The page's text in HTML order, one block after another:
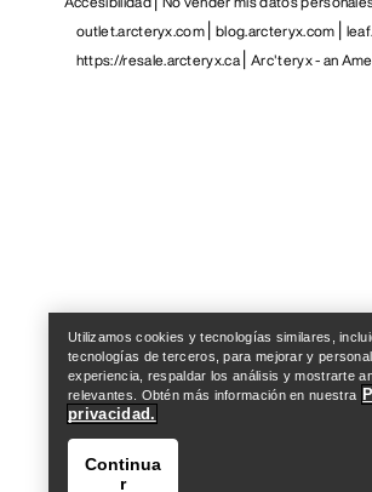
outlet.arcteryx.com blog.arcteryx.com
https://resale.arcteryx.ca Arc'teryx - an
Utilizamos cookies y tecnologías similares,
tecnologías de terceros, para mejorar y
experiencia, respaldar los análisis y mostrarte
relevantes. Obtén más información en nuestra
privacidad.
Continua
r